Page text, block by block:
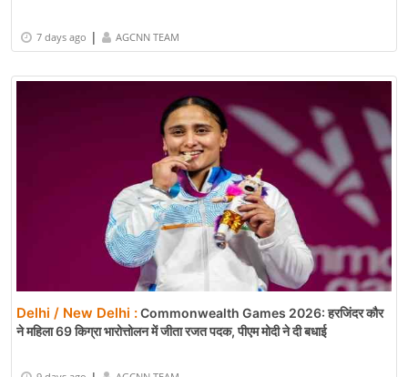
7 days ago | AGCNN TEAM
Delhi / New Delhi :Commonwealth Games 2026: हरजिंदर कौर
ने महिला 69 किग्रा भारोत्तोलन में जीता रजत पदक, पीएम मोदी ने दी बधाई